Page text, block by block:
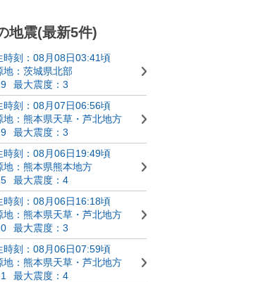
地震(最新5件)
時刻：08月08日03:41頃
地：茨城県北部
最大震度：3
時刻：08月07日06:56頃
地：熊本県天草・芦北地方
最大震度：3
時刻：08月06日19:49頃
地：熊本県熊本地方
最大震度：4
時刻：08月06日16:18頃
地：熊本県天草・芦北地方
最大震度：3
時刻：08月06日07:59頃
地：熊本県天草・芦北地方
最大震度：4